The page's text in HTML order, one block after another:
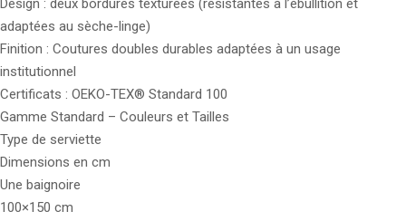
Design : deux bordures texturées (résistantes à l’ébullition et
adaptées au sèche-linge)
Finition : Coutures doubles durables adaptées à un usage
institutionnel
Certificats : OEKO-TEX® Standard 100
Gamme Standard – Couleurs et Tailles
Type de serviette
Dimensions en cm
Une baignoire
100×150 cm